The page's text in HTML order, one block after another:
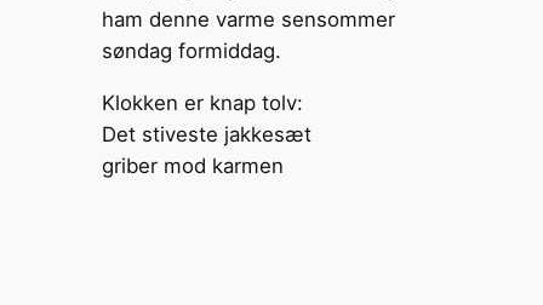
Klokken er knap tolv:
Det stiveste jakkesæt
griber mod karmen